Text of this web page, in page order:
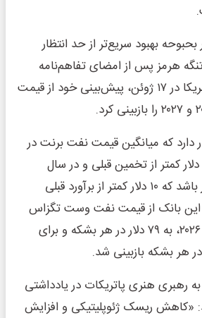
بهبود سریع‌تر از حد انتظار
هرمز پس از امضای تفاهم‌نامه
موقت بین ایران و آمریکا در ۱۷ ژوئن، پیش‌بینی خود از قیمت
دارد که میانگین قیمت نفت برنت در
سال میلادی جاری، ۹ دلار کمتر از تخمین قبلی و در سال
میلادی آینده، ۷۵ دلار باشد که ۱۰ دلار کمتر از برآورد قبلی
بانک از قیمت نفت وست تگزاس
اینترمدیت برای سال ۲۰۲۶، به ۷۹ دلار در هر بشکه و برای
رهبری هنری پاتریکات در یادداشتی
«کاهش ریسک ژئوپلیتیکی و افزایش